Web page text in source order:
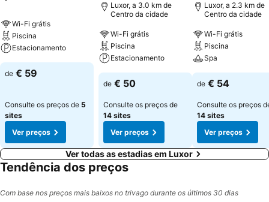
Wi-Fi grátis
Piscina
Estacionamento
de € 59
Consulte os preços de 5
sites
Ver preços
Luxor, a 3.0 km de
Centro da cidade
Wi-Fi grátis
Piscina
Estacionamento
de € 50
Consulte os preços de
14 sites
Ver preços
Luxor, a 2.3 km de
Centro da cidade
Wi-Fi grátis
Piscina
Spa
de € 54
Consulte os preços
14 sites
Ver preços
Ver todas as estadias em Luxor
Tendência dos preços
Com base nos preços mais baixos no trivago durante os últimos 30 dias